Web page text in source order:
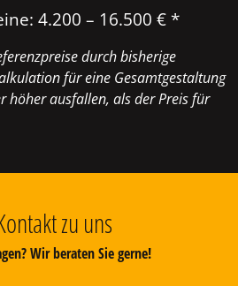
4.200 – 16.500 € *
durch bisherige
für eine Gesamtgestaltung
höher ausfallen, als der Preis für
zu uns
Wir beraten Sie gerne!